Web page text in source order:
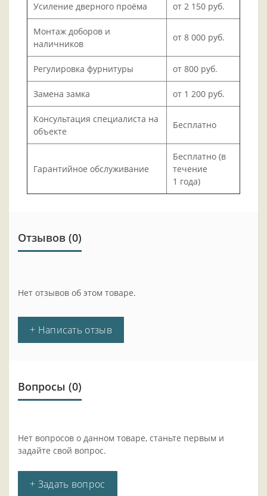
Усиление дверного проёма от 2 150 руб.
Монтаж доборов и
наличников
от 8 000 руб.
Регулировка фурнитуры от 800 руб.
Замена замка от 1 200 руб.
Консультация специалиста на
объекте
Бесплатно
Гарантийное обслуживание
Бесплатно (в
течение
1 года)
Отзывов (0)
Нет отзывов об этом товаре.
+ Написать отзыв
Вопросы (0)
Нет вопросов о данном товаре, станьте первым и
задайте свой вопрос.
+ Задать вопрос